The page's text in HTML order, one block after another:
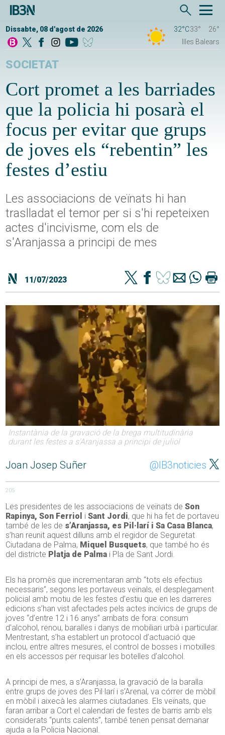
Dissabte, 08 d'agost de 2026 32°C33°
26°
Illes Balears
SOCIETAT
Cort promet a les barriades
que la policia hi posarà el
focus per evitar que grups
de joves els “rebentin” les
festes d’estiu
Les associacions de veïnats hi han
traslladat el temor per si s'hi repeteixen
actes d'incivisme, com els de
s'Aranjassa a principi de mes
11/07/2023
Instantània de la gravació de la brega multitudinària
durant les festes a s'Aranjassa a principi de juliol
Joan Josep Suñer @IB3noticies
205
Les presidentes de les associacions de veïnats deSon
Rapinya, Son Ferriol iSant Jordi, que hi ha fet de portaveu
també de les de s’Aranjassa, es Pil·larí i Sa Casa Blanca,
s’han reunit aquest dilluns amb el regidor de Seguretat
Ciutadana de Palma, Miquel Busquets, que també ho és
del districte Platja de Palma i Pla de Sant Jordi.
Els ha promès que incrementaran amb “tots els efectius
necessaris”, segons les portaveus veïnals, el desplegament
policial amb motiu de les festes d’estiu que en les darreres
edicions s’han vist afectades pels actes incívics de grups de
joves “d’entre 12 i 16 anys” arribats de fora: consum
d’alcohol, renou, baralles i danys de mobiliari urbà i particular.
Mentrestant, s’ha establert un protocol d’actuació que
inclou, entre altres mesures, el control de bosses i motxilles
en els accessos per requisar les botelles d’alcohol.
A principi de mes, a s’Aranjassa, la gravació de la baralla
entre grups de joves des Pil·larí i s’Arenal, va córrer de mòbil
en mòbil i aixecà les alarmes ciutadanes. Els veïnats, que
faran arribar a Cort el calendari de festes de barris amb els
considerats “punts calents”, també tenen pensat demanar
ajuda a la Policia Nacional.